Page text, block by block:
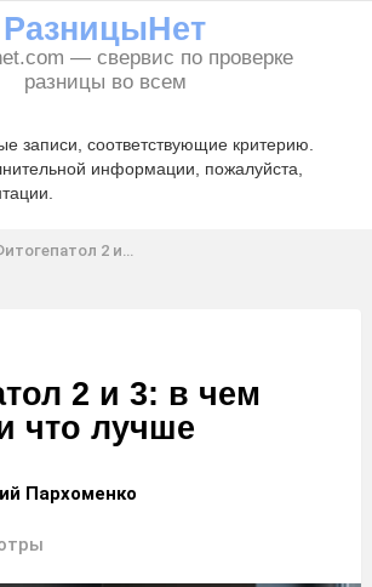
РазницыНет
— свервис по проверке
разницы во всем
записи, соответствующие критерию.
информации, пожалуйста,
2 и 3: в чем разница и что лучше
2 и 3: в чем
что лучше
Пархоменко